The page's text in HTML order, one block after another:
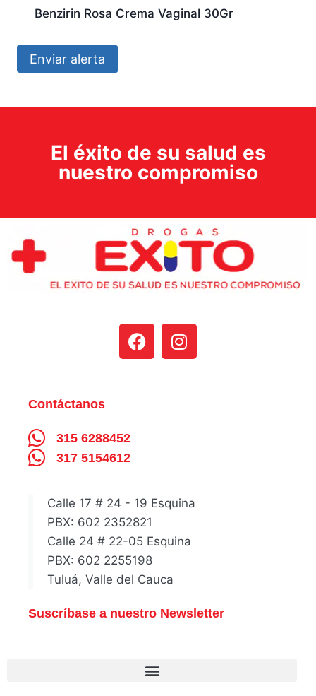
Benzirin Rosa Crema Vaginal 30Gr
Enviar alerta
El éxito de su salud es
nuestro compromiso
Contáctanos
315 6288452
317 5154612
Calle 17 # 24 - 19 Esquina
PBX: 602 2352821
Calle 24 # 22-05 Esquina
PBX: 602 2255198
Tuluá, Valle del Cauca
Suscríbase a nuestro Newsletter